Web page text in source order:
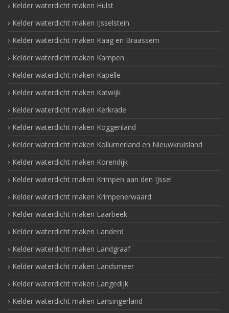
Kelder waterdicht maken Hulst
Kelder waterdicht maken IJsselstein
Kelder waterdicht maken Kaag en Braassem
Kelder waterdicht maken Kampen
Kelder waterdicht maken Kapelle
Kelder waterdicht maken Katwijk
Kelder waterdicht maken Kerkrade
Kelder waterdicht maken Koggenland
Kelder waterdicht maken Kollumerland en Nieuwkruisland
Kelder waterdicht maken Korendijk
Kelder waterdicht maken Krimpen aan den IJssel
Kelder waterdicht maken Krimpenerwaard
Kelder waterdicht maken Laarbeek
Kelder waterdicht maken Landerd
Kelder waterdicht maken Landgraaf
Kelder waterdicht maken Landsmeer
Kelder waterdicht maken Langedijk
Kelder waterdicht maken Lansingerland